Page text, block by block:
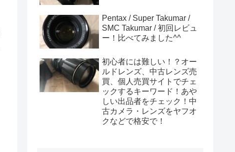
Pentax / Super Takumar /
SMC Takumar / 初回レビュ
ー！比べてみました^^
初心者には難しい！？オー
ルドレンズ、中古レンズ売
買、個人売買サイトでチェ
ックするキーワード！あや
しい出品者をチェック！中
古カメラ・レンズをヤフオ
クなどで格安で！